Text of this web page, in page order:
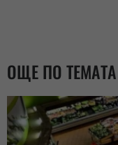
ОЩЕ ПО ТЕМАТА